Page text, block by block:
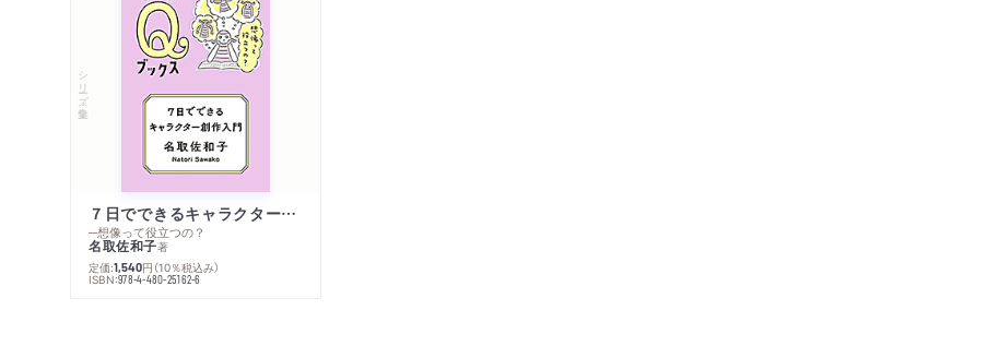
シリーズ・全集
７日でできるキャラクター創作入門
─想像って役立つの？
名取佐和子著
定価:1,540円 （10％税込み）
ISBN:978-4-480-25162-6